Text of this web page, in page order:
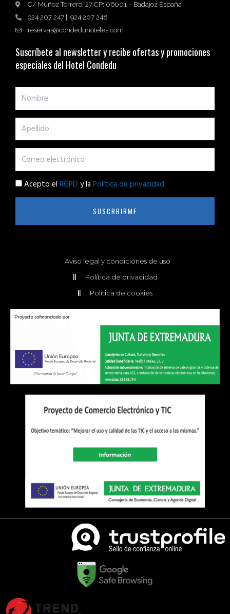
C/ Muñoz Torrero, 27 CP: 06001 – Badajoz España
924 207 247 || 924 207 248
reservas@condeduhoteles.com
Suscríbete al newsletter y recibe ofertas y promociones
especiales del Hotel Condedu
Acepto el RGPD y la Política de privacidad
SUSCRBIRME
Aviso legal y condiciones de uso
Política de privacidad
Política de cookies